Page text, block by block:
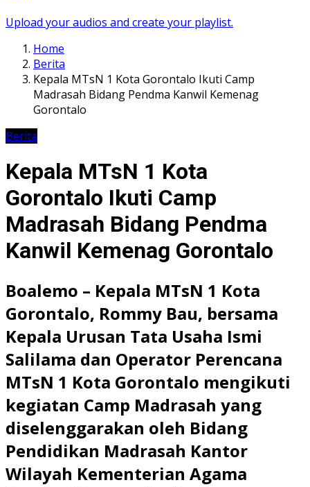
Upload your audios and create your playlist.
Home
Berita
Kepala MTsN 1 Kota Gorontalo Ikuti Camp
Madrasah Bidang Pendma Kanwil Kemenag
Gorontalo
Berita
Kepala MTsN 1 Kota
Gorontalo Ikuti Camp
Madrasah Bidang Pendma
Kanwil Kemenag Gorontalo
Boalemo – Kepala MTsN 1 Kota
Gorontalo, Rommy Bau, bersama
Kepala Urusan Tata Usaha Ismi
Salilama dan Operator Perencana
MTsN 1 Kota Gorontalo mengikuti
kegiatan Camp Madrasah yang
diselenggarakan oleh Bidang
Pendidikan Madrasah Kantor
Wilayah Kementerian Agama